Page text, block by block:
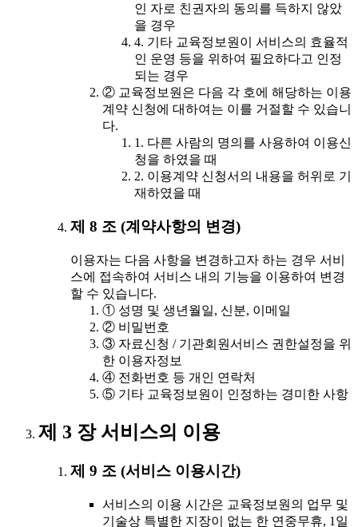
인 자로 친권자의 동의를 득하지 않았
을 경우
4. 기타 교육정보원이 서비스의 효율적
인 운영 등을 위하여 필요하다고 인정
되는 경우
② 교육정보원은 다음 각 호에 해당하는 이용
계약 신청에 대하여는 이를 거절할 수 있습니
다.
1. 다른 사람의 명의를 사용하여 이용신
청을 하였을 때
2. 이용계약 신청서의 내용을 허위로 기
재하였을 때
제 8 조 (계약사항의 변경)
이용자는 다음 사항을 변경하고자 하는 경우 서비
스에 접속하여 서비스 내의 기능을 이용하여 변경
할 수 있습니다.
① 성명 및 생년월일, 신분, 이메일
② 비밀번호
③ 자료신청 / 기관회원서비스 권한설정을 위
한 이용자정보
④ 전화번호 등 개인 연락처
⑤ 기타 교육정보원이 인정하는 경미한 사항
제 3 장 서비스의 이용
제 9 조 (서비스 이용시간)
서비스의 이용 시간은 교육정보원의 업무 및
기술상 특별한 지장이 없는 한 연중무휴, 1일